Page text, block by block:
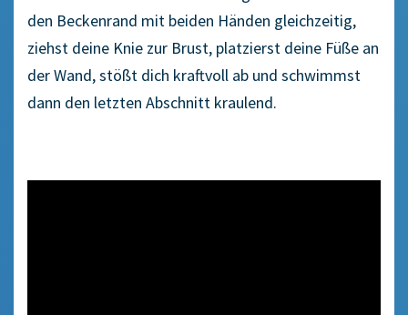
den Beckenrand mit beiden Händen gleichzeitig,
ziehst deine Knie zur Brust, platzierst deine Füße an
der Wand, stößt dich kraftvoll ab und schwimmst
dann den letzten Abschnitt kraulend.